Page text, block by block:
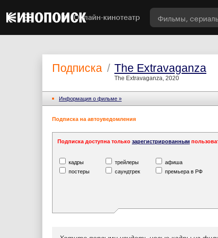
Онлайн-кинотеатр
Подписка / The Extravaganza
The Extravaganza, 2020
Информация o фильме »
Подписка на автоуведомления
Подписка доступна только зарегистрированным
кадры трейлеры
афиша
постеры
саундтрек премьера в РФ